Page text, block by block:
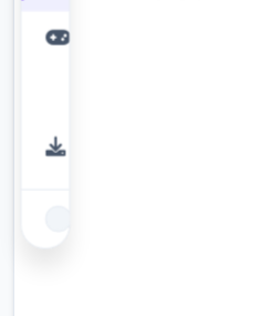
首页，官法繁体中文，中